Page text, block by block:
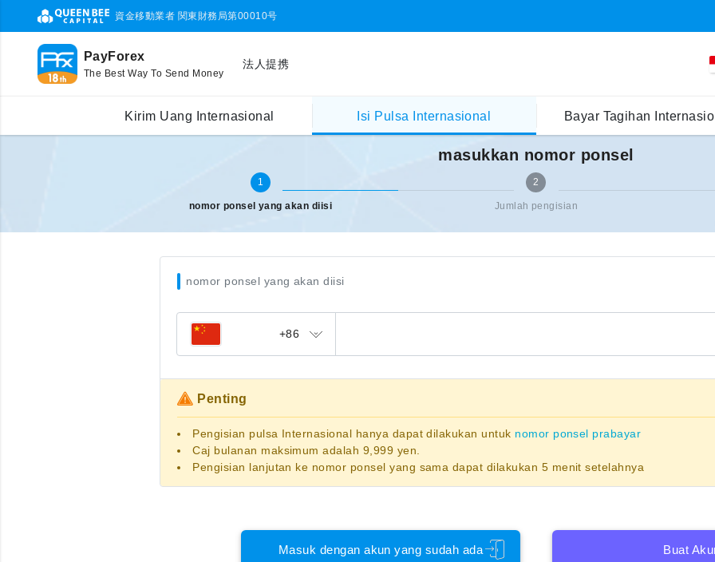
資金移動業者 関東財務局第00010号
PayForex
The Best Way To Send Money
法人提携
Kirim Uang Internasional Isi Pulsa Internasional Bayar Tagihan
Pengisian pulsa Internasional masukkan nomor ponsel
masukkan nomor ponsel
1
nomor ponsel yang akan diisi
2
Jumlah pengisian
nomor ponsel yang akan diisi
+86
Penting
Pengisian pulsa Internasional hanya dapat dilakukan untuk nomor ponsel prabayar
Caj bulanan maksimum adalah 9,999 yen.
Pengisian lanjutan ke nomor ponsel yang sama dapat dilakukan 5 menit setelahnya
Masuk dengan akun yang sudah ada Buat